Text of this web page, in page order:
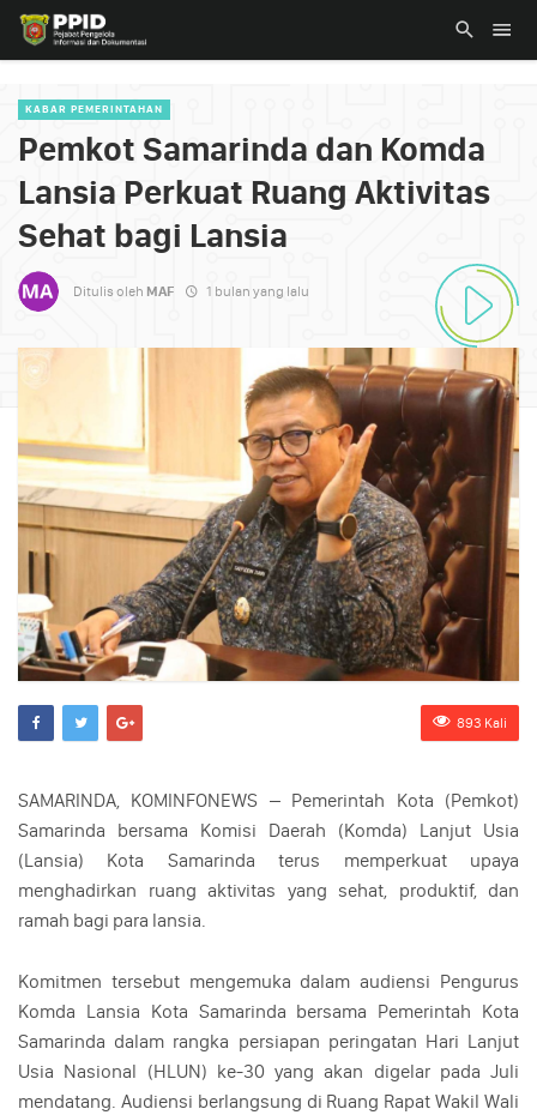
KABAR PEMERINTAHAN
Pemkot Samarinda dan Komda
Lansia Perkuat Ruang Aktivitas
Sehat bagi Lansia
Ditulis oleh MAF 1 bulan yang lalu
893 Kali
SAMARINDA, KOMINFONEWS – Pemerintah Kota (Pemkot)
Samarinda bersama Komisi Daerah (Komda) Lanjut Usia
(Lansia) Kota Samarinda terus memperkuat upaya
menghadirkan ruang aktivitas yang sehat, produktif, dan
ramah bagi para lansia.
Komitmen tersebut mengemuka dalam audiensi Pengurus
Komda Lansia Kota Samarinda bersama Pemerintah Kota
Samarinda dalam rangka persiapan peringatan Hari Lanjut
Usia Nasional (HLUN) ke-30 yang akan digelar pada Juli
mendatang. Audiensi berlangsung di Ruang Rapat Wakil Wali